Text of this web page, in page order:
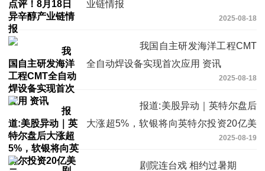
业链情报
2025-08-18
我国自主研发海洋工程CMT
全自动焊设备实现首次应用 资讯
2025-08-18
报道:美股异动｜英特尔盘后
大涨超5%，软银将向英特尔投资20亿美
2025-08-19
剧院连台戏 相约过暑期